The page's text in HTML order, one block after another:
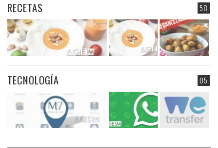
58
RECETAS
05
TECNOLOGÍA